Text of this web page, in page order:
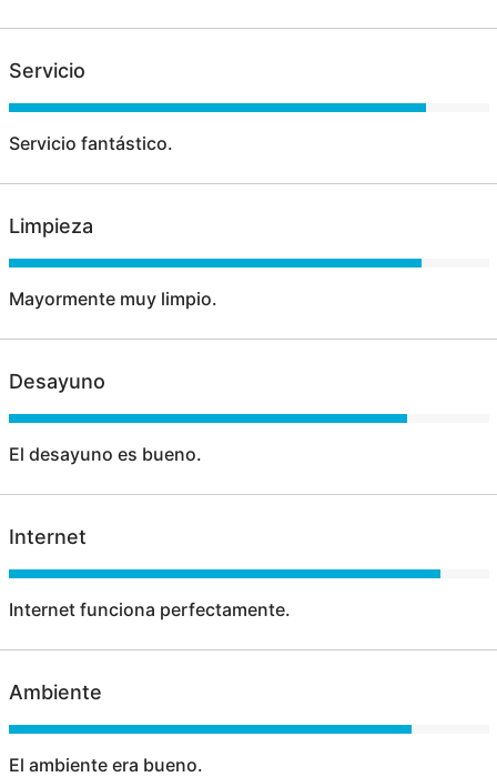
Servicio
Servicio fantástico.
Limpieza
Mayormente muy limpio.
Desayuno
El desayuno es bueno.
Internet
Internet funciona perfectamente.
Ambiente
El ambiente era bueno.